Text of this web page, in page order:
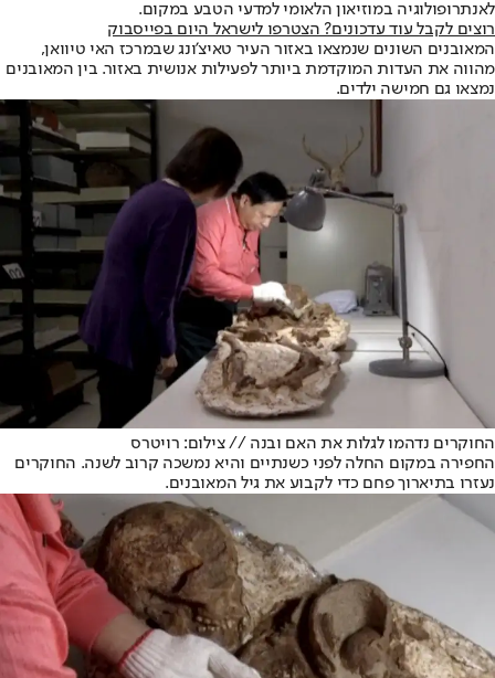
לאנתרופולוגיה במוזיאון הלאומי למדעי הטבע במקום.
רוצים לקבל עוד עדכונים? הצטרפו לישראל היום בפייסבוק
המאובנים השונים שנמצאו באזור העיר טאיצ'ונג שבמרכז האי טיוואן,
מהווה את העדות המוקדמת ביותר לפעילות אנושית באזור. בין המאובנים
נמצאו גם חמישה ילדים.
החוקרים נדהמו לגלות את האם ובנה // צילום: רויטרס
החפירה במקום החלה לפני כשנתיים והיא נמשכה קרוב לשנה. החוקרים
נעזרו בתיארוך פחם כדי לקבוע את גיל המאובנים.